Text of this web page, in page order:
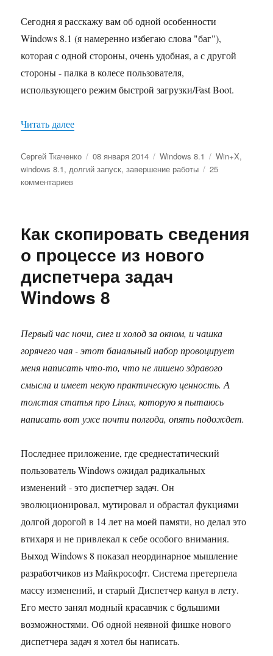
Сегодня я расскажу вам об одной особенности
Windows 8.1 (я намеренно избегаю слова "баг"),
которая с одной стороны, очень удобная, а с другой
стороны - палка в колесе пользователя,
использующего режим быстрой загрузки/Fast Boot.
Читать далее«Такое разное завершение работы Windows
Автор
Сергей Ткаченко Опубликовано
08 января 2014 Рубрики
Windows 8.1 Метки
Win+X,
windows 8.1,долгий запуск,завершение работы
25
комментариевк
завершение
Windows
8.1
Как скопировать сведения
о процессе из нового
диспетчера задач
Windows 8
Первый час ночи, снег и холод за окном, и чашка
горячего чая - этот банальный набор провоцирует
меня написать что-то, что не лишено здравого
смысла и имеет некую практическую ценность. А
толстая статья про Linux, которую я пытаюсь
написать вот уже почти полгода, опять подождет.
Последнее приложение, где среднестатический
пользователь Windows ожидал радикальных
изменений - это диспетчер задач. Он
эволюционировал, мутировал и обрастал фукциями
долгой дорогой в 14 лет на моей памяти, но делал это
втихаря и не привлекал к себе особого внимания.
Выход Windows 8 показал неординарное мышление
разработчиков из Майкрософт. Система претерпела
массу изменений, и старый Диспетчер канул в лету.
Его место занял модный красавчик с большими
возможностями. Об одной неявной фишке нового
диспетчера задач я хотел бы написать.